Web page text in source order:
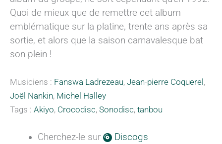
Quoi de mieux que de remettre cet album
emblématique sur la platine, trente ans après sa
sortie, et alors que la saison carnavalesque bat
son plein !
Musiciens : Fanswa Ladrezeau, Jean-pierre Coquerel ,
Joël Nankin, Michel Halley
Tags : Akiyo, Crocodisc, Sonodisc, tanbou
Cherchez-le sur
Discogs